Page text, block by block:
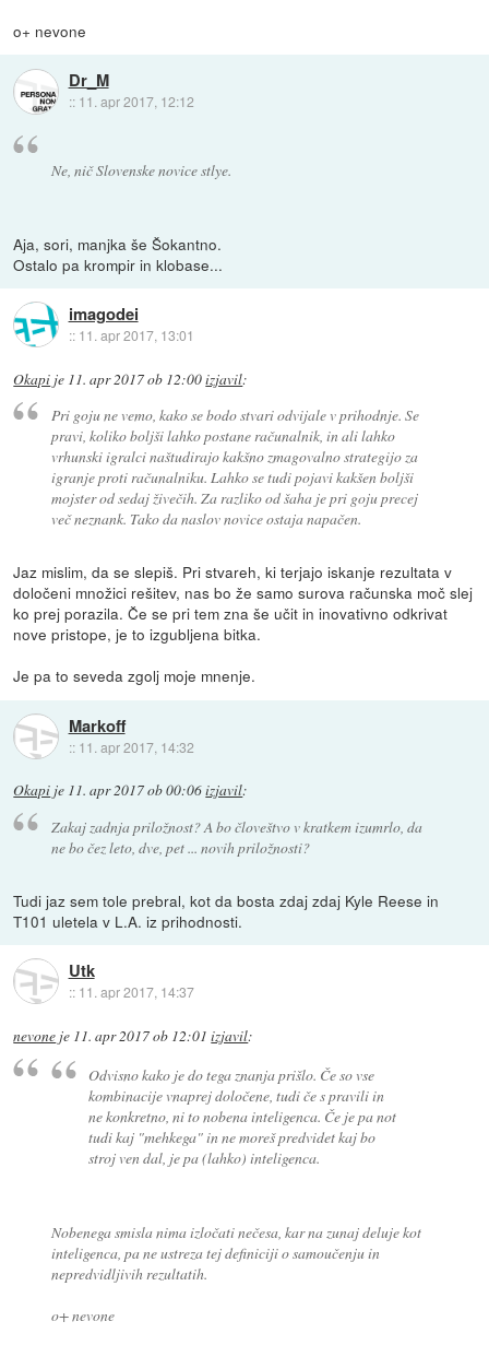
o+ nevone
Dr_M
:: 11. apr 2017, 12:12
Ne, nič Slovenske novice stlye.
Aja, sori, manjka še Šokantno.
Ostalo pa krompir in klobase...
imagodei
:: 11. apr 2017, 13:01
Okapi je 11. apr 2017 ob 12:00izjavil:
Pri goju ne vemo, kako se bodo stvari odvijale v prihodnje. Se
pravi, koliko boljši lahko postane računalnik, in ali lahko
vrhunski igralci naštudirajo kakšno zmagovalno strategijo za
igranje proti računalniku. Lahko se tudi pojavi kakšen boljši
mojster od sedaj živečih. Za razliko od šaha je pri goju precej
več neznank. Tako da naslov novice ostaja napačen.
Jaz mislim, da se slepiš. Pri stvareh, ki terjajo iskanje rezultata v
določeni množici rešitev, nas bo že samo surova računska moč slej
ko prej porazila. Če se pri tem zna še učit in inovativno odkrivat
nove pristope, je to izgubljena bitka.
Je pa to seveda zgolj moje mnenje.
Markoff
:: 11. apr 2017, 14:32
Okapi je 11. apr 2017 ob 00:06izjavil:
Zakaj zadnja priložnost? A bo človeštvo v kratkem izumrlo, da
ne bo čez leto, dve, pet ... novih priložnosti?
Tudi jaz sem tole prebral, kot da bosta zdaj zdaj Kyle Reese in
T101 uletela v L.A. iz prihodnosti.
Utk
:: 11. apr 2017, 14:37
nevone je 11. apr 2017 ob 12:01 izjavil:
Odvisno kako je do tega znanja prišlo. Če so vse
kombinacije vnaprej določene, tudi če s pravili in
ne konkretno, ni to nobena inteligenca. Če je pa not
tudi kaj "mehkega" in ne moreš predvidet kaj bo
stroj ven dal, je pa (lahko) inteligenca.
Nobenega smisla nima izločati nečesa, kar na zunaj deluje kot
inteligenca, pa ne ustreza tej definiciji o samoučenju in
nepredvidljivih rezultatih.
o+ nevone